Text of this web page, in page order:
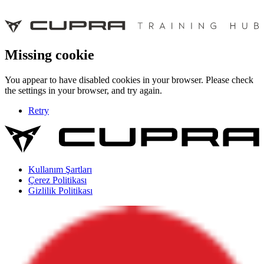
Missing cookie
You appear to have disabled cookies in your browser. Please check
the settings in your browser, and try again.
Retry
Kullanım Şartları
Çerez Politikası
Gizlilik Politikası